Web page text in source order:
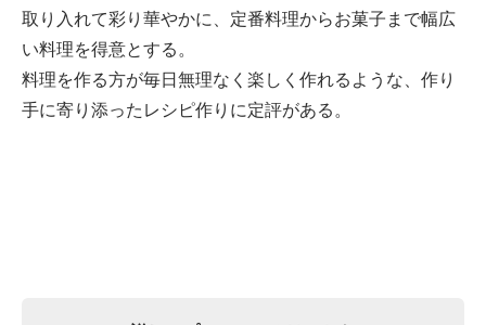
取り入れて彩り華やかに、定番料理からお菓子まで幅広
い料理を得意とする。
料理を作る方が毎日無理なく楽しく作れるような、作り
手に寄り添ったレシピ作りに定評がある。